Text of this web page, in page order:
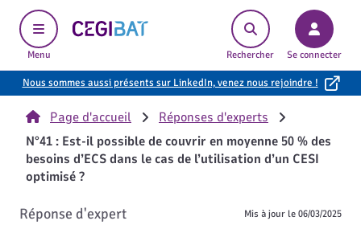
Menu
Cegibat, accueil
Rechercher Se connecter
Nous sommes aussi présents sur LinkedIn, venez nous rejoindre !
Page d'accueil
Réponses d'experts
N°41 : Est-il possible de couvrir en moyenne 50 % des
besoins d’ECS dans le cas de l’utilisation d’un CESI
optimisé ?
Réponse d'expert Mis à jour le06/03/2025